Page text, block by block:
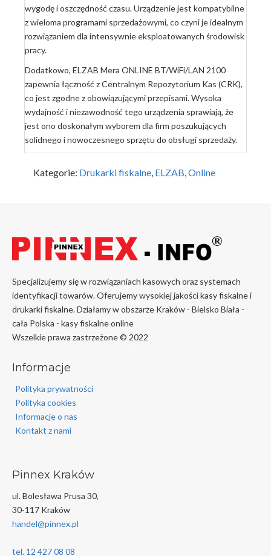
wygodę i oszczędność czasu. Urządzenie jest kompatybilne
z wieloma programami sprzedażowymi, co czyni je idealnym
rozwiązaniem dla intensywnie eksploatowanych środowisk
pracy.
Dodatkowo, ELZAB Mera ONLINE BT/WiFi/LAN 2100
zapewnia łączność z Centralnym Repozytorium Kas (CRK),
co jest zgodne z obowiązującymi przepisami. Wysoka
wydajność i niezawodność tego urządzenia sprawiają, że
jest ono doskonałym wyborem dla firm poszukujących
solidnego i nowoczesnego sprzętu do obsługi sprzedaży.
Kategorie: Drukarki fiskalne, ELZAB,Online
Specjalizujemy się w rozwiązaniach kasowych oraz systemach
identyfikacji towarów. Oferujemy wysokiej jakości kasy fiskalne i
drukarki fiskalne. Działamy w obszarze Kraków - Bielsko Biała -
cała Polska - kasy fiskalne online
Wszelkie prawa zastrzeżone © 2022
Informacje
Polityka prywatności
Polityka cookies
Informacje o nas
Kontakt z nami
Pinnex Kraków
ul. Bolesława Prusa 30,
30-117 Kraków
handel@pinnex.pl
tel. 12 427 08 08